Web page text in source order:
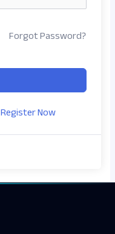
Forgot Password?
Register Now